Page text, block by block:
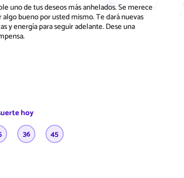
uno de tus deseos más anhelados. Se merece
algo bueno por usted mismo. Te dará nuevas
y energía para seguir adelante. Dese una
hoy
36 45